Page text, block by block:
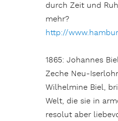
durch Zeit und
mehr?
http://
1865: Johannes
Zeche Neu-
Wilhelmine Biel,
Welt, die sie in
resolut aber